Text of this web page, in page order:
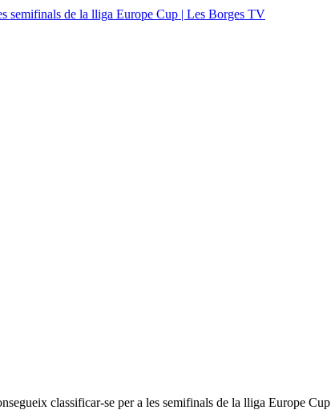
classificar-se per a les semifinals de la lliga Europe Cup